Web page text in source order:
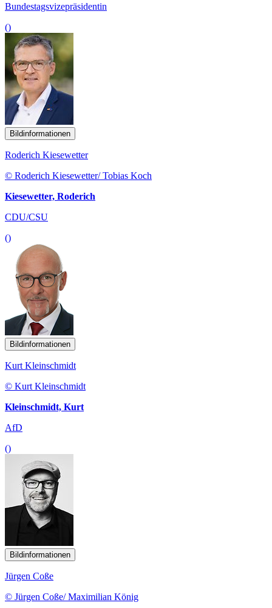
Bundestagsvizepräsidentin
()
Bildinformationen
Roderich Kiesewetter
© Roderich Kiesewetter/ Tobias Koch
Kiesewetter, Roderich
CDU/CSU
()
Bildinformationen
Kurt Kleinschmidt
© Kurt Kleinschmidt
Kleinschmidt, Kurt
AfD
()
Bildinformationen
Jürgen Coße
© Jürgen Coße/ Maximilian König